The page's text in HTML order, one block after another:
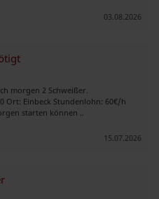
03.08.2026
morgen 2 Schweißer.
Ort: Einbeck Stundenlohn: 60€/h
starten können ..
15.07.2026